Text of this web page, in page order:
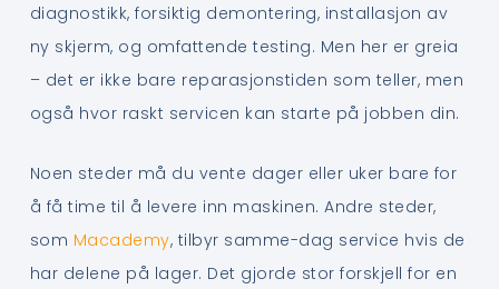
diagnostikk, forsiktig demontering, installasjon av
ny skjerm, og omfattende testing. Men her er greia
– det er ikke bare reparasjonstiden som teller, men
også hvor raskt servicen kan starte på jobben din.
Noen steder må du vente dager eller uker bare for
å få time til å levere inn maskinen. Andre steder,
som Macademy, tilbyr samme-dag service hvis de
har delene på lager. Det gjorde stor forskjell for en